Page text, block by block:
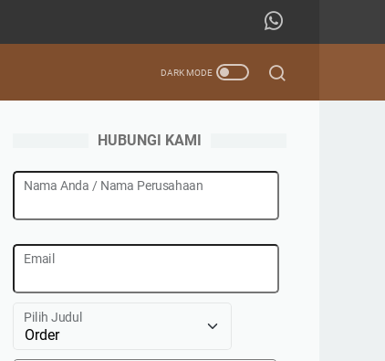
HUBUNGI KAMI
Nama Anda / Nama Perusahaan
Email
Pilih Judul